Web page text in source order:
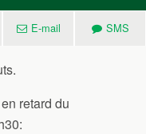
E-mail SMS
retard du